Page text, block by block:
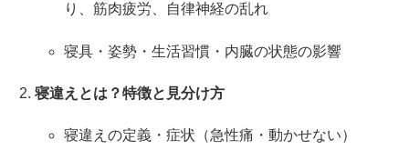
り、筋肉疲労、自律神経の乱れ
寝具・姿勢・生活習慣・内臓の状態の影響
寝違えとは？特徴と見分け方
寝違えの定義・症状（急性痛・動かせない）